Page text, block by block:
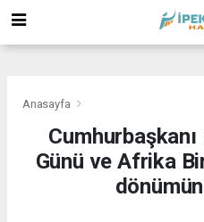
Anasayfa
Günü ve Afrika